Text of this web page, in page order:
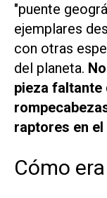
"puente
ejemplares
con otras
del planeta.
pieza faltante
raptores en el
Cómo